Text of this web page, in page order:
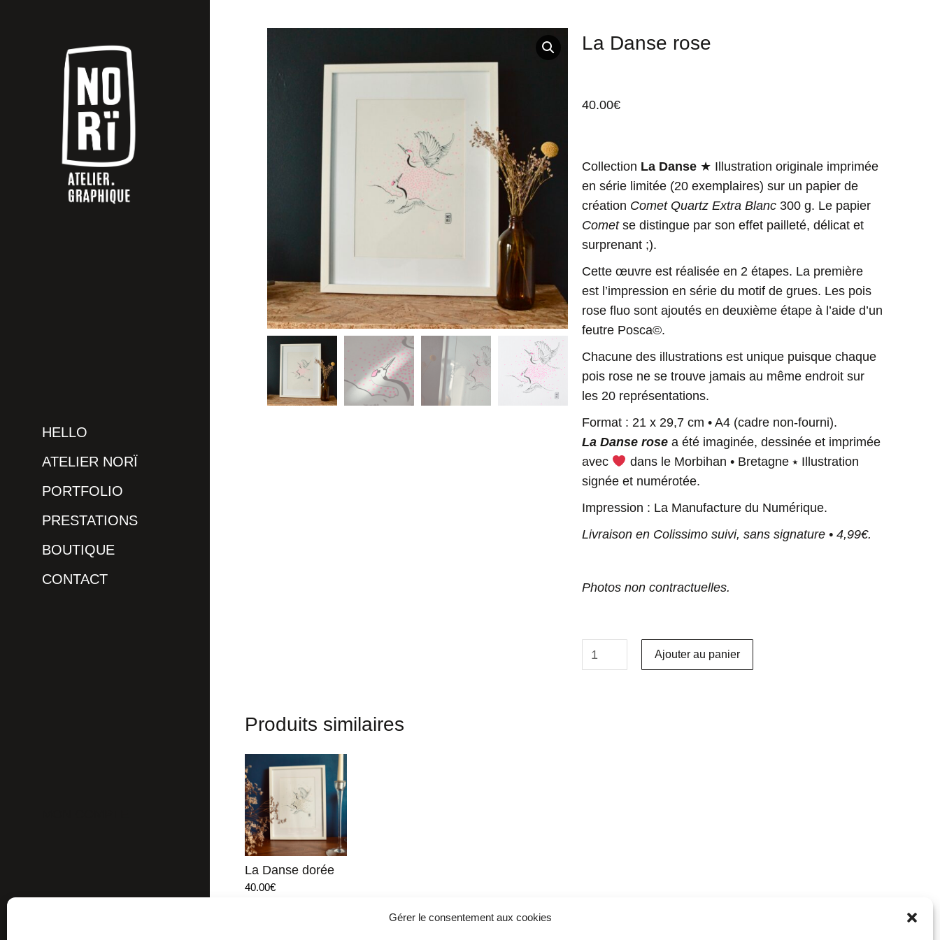
Gérer le consentement aux cookies
La Danse rose
40.00€
Collection La Danse ★ Illustration originale imprimée
en série limitée (20 exemplaires) sur un papier de
création Comet Quartz Extra Blanc 300 g. Le papier
Cometse distingue par son effet pailleté, délicat et
surprenant ;).
Cette œuvre est réalisée en 2 étapes. La première
est l’impression en série du motif de grues. Les pois
rose fluo sont ajoutés en deuxième étape à l’aide d’un
feutre Posca©.
Chacune des illustrations est unique puisque chaque
pois rose ne se trouve jamais au même endroit sur
les 20 représentations.
Format : 21 x 29,7 cm • A4 (cadre non-fourni).
La Danse rose a été imaginée, dessinée et imprimée
avec
dans le Morbihan • Bretagne ⭑ Illustration
signée et numérotée.
Impression : La Manufacture du Numérique.
Livraison en Colissimo suivi, sans signature • 4,99€.
Photos non contractuelles.
Ajouter au panier
Produits similaires
La Danse dorée
40.00€
HELLO
ATELIER NORÏ
PORTFOLIO
PRESTATIONS
BOUTIQUE
CONTACT